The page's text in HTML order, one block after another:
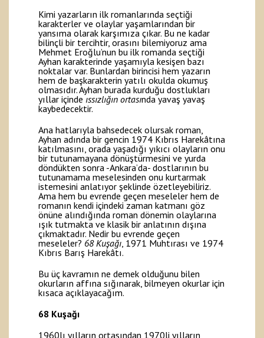
Kimi yazarların ilk romanlarında seçtiği
karakterler ve olaylar yaşamlarından bir
yansıma olarak karşımıza çıkar. Bu ne kadar
bilinçli bir tercihtir, orasını bilemiyoruz ama
Mehmet Eroğlu’nun bu ilk romanda seçtiği
Ayhan karakterinde yaşamıyla kesişen bazı
noktalar var. Bunlardan birincisi hem yazarın
hem de başkarakterin yatılı okulda okumuş
olmasıdır. Ayhan burada kurduğu dostlukları
yıllar içinde ıssızlığın ortasında yavaş yavaş
kaybedecektir.
Ana hatlarıyla bahsedecek olursak roman,
Ayhan adında bir gencin 1974 Kıbrıs Harekâtına
katılmasını, orada yaşadığı yıkıcı olayların onu
bir tutunamayana dönüştürmesini ve yurda
döndükten sonra -Ankara’da- dostlarının bu
tutunamama meselesinden onu kurtarmak
istemesini anlatıyor şeklinde özetleyebiliriz.
Ama hem bu evrende geçen meseleler hem de
romanın kendi içindeki zaman katmanı göz
önüne alındığında roman dönemin olaylarına
ışık tutmakta ve klasik bir anlatının dışına
çıkmaktadır. Nedir bu evrende geçen
meseleler? 68 Kuşağı, 1971 Muhtırası ve 1974
Kıbrıs Barış Harekâtı.
Bu üç kavramın ne demek olduğunu bilen
okurların affına sığınarak, bilmeyen okurlar için
kısaca açıklayacağım.
68 Kuşağı
1960lı yılların ortasından 1970li yılların